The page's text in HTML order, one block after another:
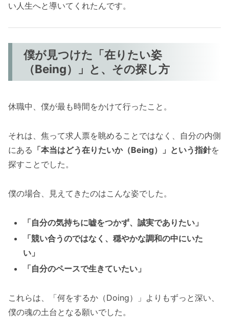
い人生へと導いてくれたんです。
僕が見つけた「在りたい姿
（Being）」と、その探し方
休職中、僕が最も時間をかけて行ったこと。
それは、焦って求人票を眺めることではなく、自分の内側
にある 「本当はどう在りたいか（Being）」という指針を
探すことでした。
僕の場合、見えてきたのはこんな姿でした。
「自分の気持ちに嘘をつかず、誠実でありたい」
「競い合うのではなく、穏やかな調和の中にいた
い」
「自分のペースで生きていたい」
これらは、「何をするか（Doing）」よりもずっと深い、
僕の魂の土台となる願いでした。